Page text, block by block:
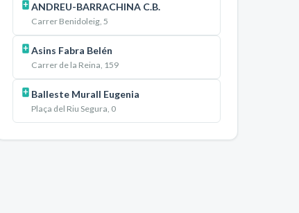
ANDREU-BARRACHINA C.B.
Carrer Benidoleig, 5
Asins Fabra Belén
Carrer de la Reina, 159
Balleste Murall Eugenia
Plaça del Riu Segura, 0